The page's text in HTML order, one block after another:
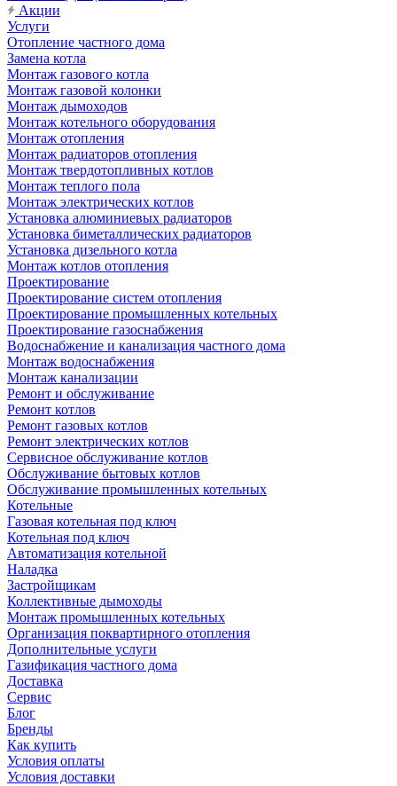
Акции
Услуги
Отопление частного дома
Замена котла
Монтаж газового котла
Монтаж газовой колонки
Монтаж дымоходов
Монтаж котельного оборудования
Монтаж отопления
Монтаж радиаторов отопления
Монтаж твердотопливных котлов
Монтаж теплого пола
Монтаж электрических котлов
Установка алюминиевых радиаторов
Установка биметаллических радиаторов
Установка дизельного котла
Монтаж котлов отопления
Проектирование
Проектирование систем отопления
Проектирование промышленных котельных
Проектирование газоснабжения
Водоснабжение и канализация частного дома
Монтаж водоснабжения
Монтаж канализации
Ремонт и обслуживание
Ремонт котлов
Ремонт газовых котлов
Ремонт электрических котлов
Сервисное обслуживание котлов
Обслуживание бытовых котлов
Обслуживание промышленных котельных
Котельные
Газовая котельная под ключ
Котельная под ключ
Автоматизация котельной
Наладка
Застройщикам
Коллективные дымоходы
Монтаж промышленных котельных
Организация поквартирного отопления
Дополнительные услуги
Газификация частного дома
Доставка
Сервис
Блог
Бренды
Как купить
Условия оплаты
Условия доставки